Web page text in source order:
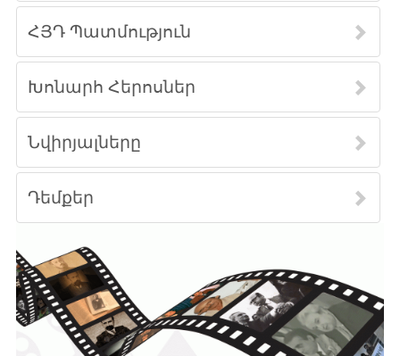
ՀՅԴ Պատմություն
Խոնարհ Հերոսներ
Նվիրյալները
Դեմքեր